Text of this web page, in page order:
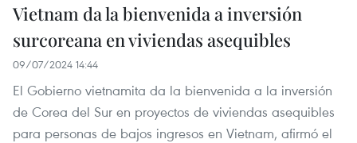
Vietnam da la bienvenida a inversión
surcoreana en viviendas asequibles
09/07/2024 14:44
El Gobierno vietnamita da la bienvenida a la inversión
de Corea del Sur en proyectos de viviendas asequibles
para personas de bajos ingresos en Vietnam, afirmó el